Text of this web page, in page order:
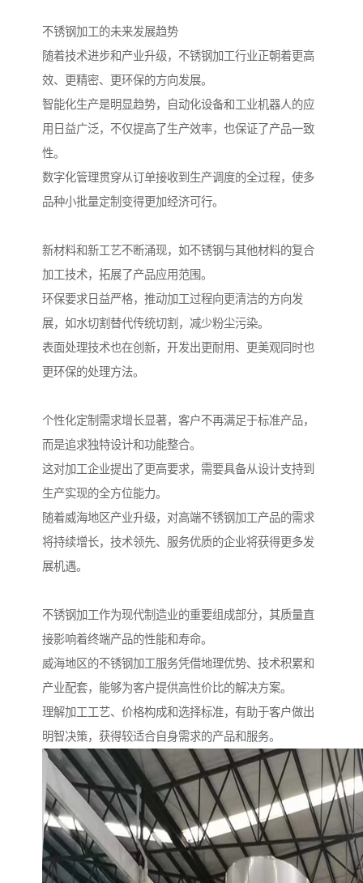
不锈钢加工的未来发展趋势
随着技术进步和产业升级，不锈钢加工行业正朝着更高
效、更精密、更环保的方向发展。
智能化生产是明显趋势，自动化设备和工业机器人的应
用日益广泛，不仅提高了生产效率，也保证了产品一致
性。
数字化管理贯穿从订单接收到生产调度的全过程，使多
品种小批量定制变得更加经济可行。
新材料和新工艺不断涌现，如不锈钢与其他材料的复合
加工技术，拓展了产品应用范围。
环保要求日益严格，推动加工过程向更清洁的方向发
展，如水切割替代传统切割，减少粉尘污染。
表面处理技术也在创新，开发出更耐用、更美观同时也
更环保的处理方法。
个性化定制需求增长显著，客户不再满足于标准产品，
而是追求独特设计和功能整合。
这对加工企业提出了更高要求，需要具备从设计支持到
生产实现的全方位能力。
随着威海地区产业升级，对高端不锈钢加工产品的需求
将持续增长，技术领先、服务优质的企业将获得更多发
展机遇。
不锈钢加工作为现代制造业的重要组成部分，其质量直
接影响着终端产品的性能和寿命。
威海地区的不锈钢加工服务凭借地理优势、技术积累和
产业配套，能够为客户提供高性价比的解决方案。
理解加工工艺、价格构成和选择标准，有助于客户做出
明智决策，获得较适合自身需求的产品和服务。